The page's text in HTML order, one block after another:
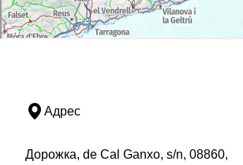
Адрес
Дорожка, de Cal Ganxo, s/n, 08860,